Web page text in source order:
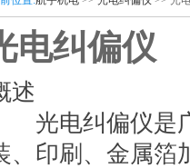
电纠偏仪
述
光电纠偏仪是广
、印刷、金属箔